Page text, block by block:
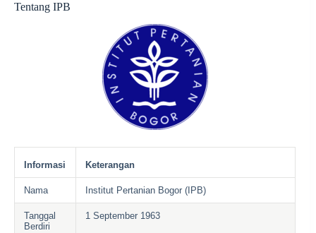
Tentang IPB
Informasi Keterangan
Nama Institut Pertanian Bogor (IPB)
Tanggal
Berdiri
1 September 1963